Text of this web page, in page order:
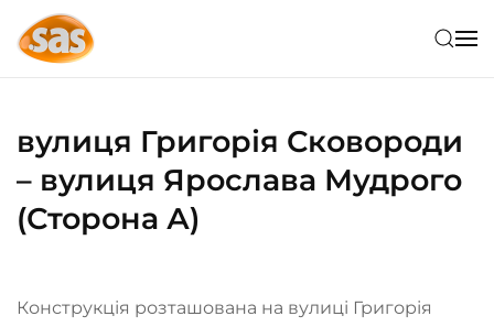
Skip to main content
вулиця Григорія Сковороди
– вулиця Ярослава Мудрого
(Сторона А)
Конструкція розташована на вулиці Григорія